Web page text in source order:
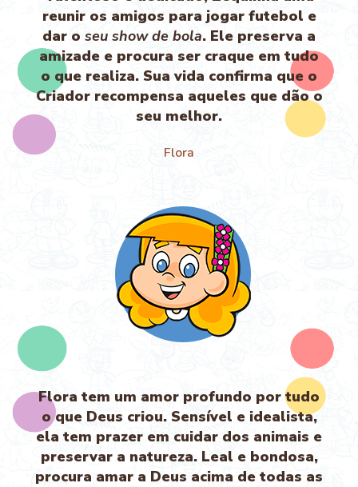
reunir os amigos para jogar futebol e
dar o seu show de bola. Ele preserva a
amizade e procura ser craque em tudo
o que realiza. Sua vida confirma que o
Criador recompensa aqueles que dão o
seu melhor.
Flora
Flora tem um amor profundo por tudo
o que Deus criou. Sensível e idealista,
ela tem prazer em cuidar dos animais e
preservar a natureza. Leal e bondosa,
procura amar a Deus acima de todas as